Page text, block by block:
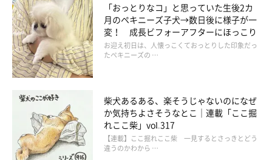
「おっとりなコ」と思っていた生後2カ
月のペキニーズ子犬→数日後に様子が一
変！ 成長ビフォーアフターにほっこり
お迎え初日は、人懐っこくておっとりした印象だっ
たペキニーズの …
柴犬あるある、楽そうじゃないのになぜ
か気持ちよさそうなとこ｜連載「ここ掘
れここ柴」vol.317
【連載】ここ掘れここ柴 一見するとさっきとどう
違うのかわから …